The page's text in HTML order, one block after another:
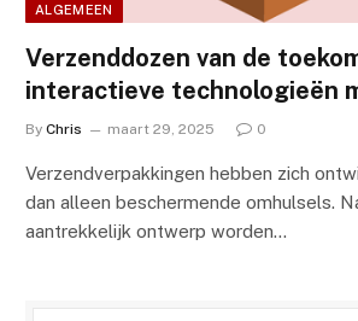
ALGEMEEN
Verzenddozen van de
interactieve technologieën
By Chris maart 29, 2025 0
Verzendverpakkingen hebben zich
dan alleen beschermende omhulsels.
aantrekkelijk ontwerp worden…